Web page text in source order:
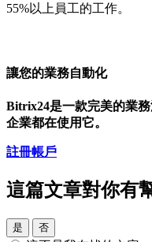
55%以上員工的工作。
讓您的業務自動化
Bitrix24是一款完美的業
企業都在使用它。
註冊帳戶
這篇文章對你有
是 否